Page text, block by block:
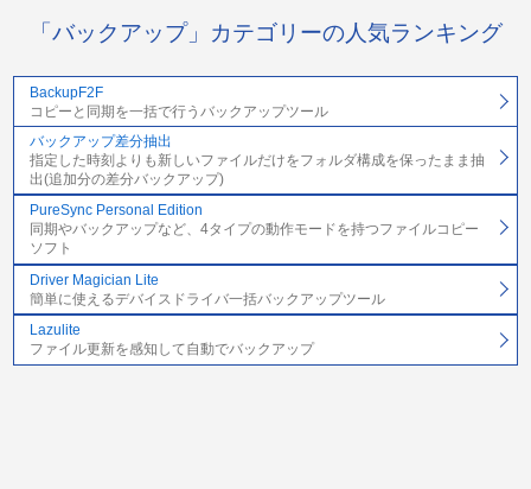
「バックアップ」カテゴリーの人気ランキング
BackupF2F
コピーと同期を一括で行うバックアップツール
バックアップ差分抽出
指定した時刻よりも新しいファイルだけをフォルダ構成を保ったまま抽
出(追加分の差分バックアップ)
PureSync Personal Edition
同期やバックアップなど、4タイプの動作モードを持つファイルコピー
ソフト
Driver Magician Lite
簡単に使えるデバイスドライバ一括バックアップツール
Lazulite
ファイル更新を感知して自動でバックアップ